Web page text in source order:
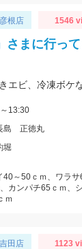
根店 1546
さまに行って
13:30
島 正徳丸
堀
40～50ｃｍ、ワラサ
カンパチ65ｃｍ、
ｍ
田店 1123